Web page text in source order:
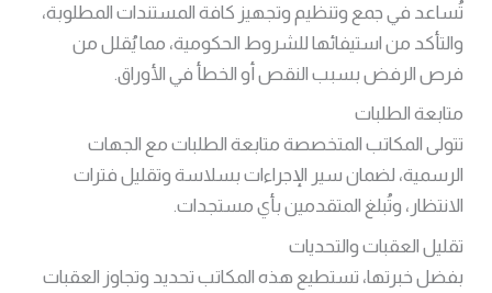
تُساعد في جمع وتنظيم وتجهيز كافة المستندات المطلوبة،
والتأكد من استيفائها للشروط الحكومية، مما يُقلل من
فرص الرفض بسبب النقص أو الخطأ في الأوراق.
متابعة الطلبات
تتولى المكاتب المتخصصة متابعة الطلبات مع الجهات
الرسمية، لضمان سير الإجراءات بسلاسة وتقليل فترات
الانتظار، وتُبلغ المتقدمين بأي مستجدات.
تقليل العقبات والتحديات
بفضل خبرتها، تستطيع هذه المكاتب تحديد وتجاوز العقبات